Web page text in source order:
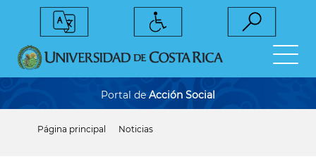
Portal de Acción Social
Página principal Noticias